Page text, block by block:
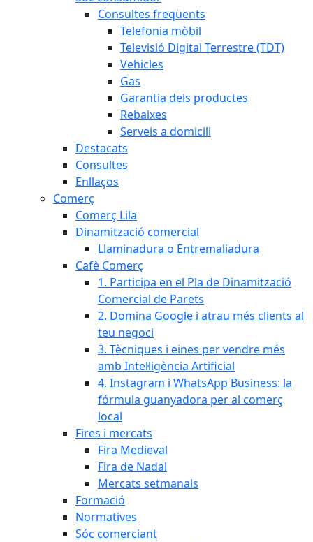
Consultes freqüents
Telefonia mòbil
Televisió Digital Terrestre (TDT)
Vehicles
Gas
Garantia dels productes
Rebaixes
Serveis a domicili
Destacats
Consultes
Enllaços
Comerç
Comerç Lila
Dinamització comercial
Llaminadura o Entremaliadura
Cafè Comerç
1. Participa en el Pla de Dinamització
Comercial de Parets
2. Domina Google i atrau més clients al
teu negoci
3. Tècniques i eines per vendre més
amb Intel·ligència Artificial
4. Instagram i WhatsApp Business: la
fórmula guanyadora per al comerç
local
Fires i mercats
Fira Medieval
Fira de Nadal
Mercats setmanals
Formació
Normatives
Sóc comerciant